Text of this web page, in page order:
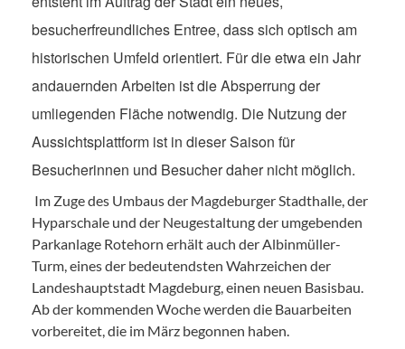
besucherfreundliches Entree, dass sich optisch am
historischen Umfeld orientiert. Für die etwa ein Jahr
andauernden Arbeiten ist die Absperrung der
umliegenden Fläche notwendig. Die Nutzung der
Aussichtsplattform ist in dieser Saison für
Besucherinnen und Besucher daher nicht möglich.
Im Zuge des Umbaus der Magdeburger Stadthalle, der
Hyparschale und der Neugestaltung der umgebenden
Parkanlage Rotehorn erhält auch der Albinmüller-
Turm, eines der bedeutendsten Wahrzeichen der
Landeshauptstadt Magdeburg, einen neuen Basisbau.
Ab der kommenden Woche werden die Bauarbeiten
vorbereitet, die im März begonnen haben.